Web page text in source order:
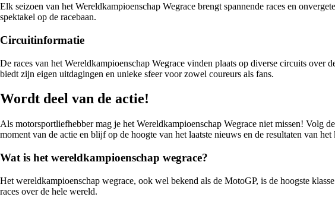
Elk seizoen van het Wereldkampioenschap Wegrace brengt spannende races en
spektakel op de racebaan.
Circuitinformatie
De races van het Wereldkampioenschap Wegrace vinden plaats op diverse circuits
biedt zijn eigen uitdagingen en unieke sfeer voor zowel coureurs als fans.
Wordt deel van de actie!
Als motorsportliefhebber mag je het Wereldkampioenschap Wegrace niet missen! Volg
moment van de actie en blijf op de hoogte van het laatste nieuws en de resultaten van het
Wat is het wereldkampioenschap wegrace?
Het wereldkampioenschap wegrace, ook wel bekend als de MotoGP, is de hoogste
races over de hele wereld.